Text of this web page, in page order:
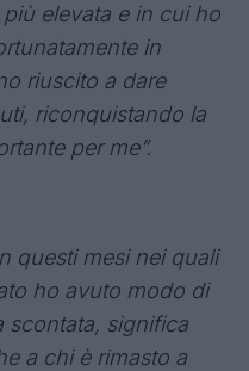
elevata e in cui ho
in
riuscito a dare
riconquistando la
per me”.
questi mesi nei quali
ho avuto modo di
scontata, significa
a chi è rimasto a